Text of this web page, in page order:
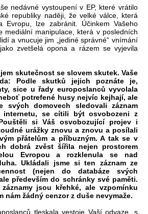
nedávné vystoupení v EP, které vrátilo
republiky naději, že velké válce, která
Evropu, lze zabránit. Účinkem Vašeho
mediální manipulace, která v posledních
a vnucuje jim „jediné správné“ vnímání
zvetšelá opona a rázem se vyjevila
skutečnost se slovem skutek. Vaše
Podle skutků jejich poznáte je,
sice u řady europoslanců vyvolala
potrefené husy nejvíc kejhají, ale
svých domovech sledovali záznam
internetu, se cítili být osvobozeni z
si Váš osvobozující projev i
urážky znovu a znovu a posílali
přátelům a příbuzným. A tak se v
dobrá zvěst šířila nejen prostorem
Evropou a rozklenula se nad
Ukládali jsme si ten záznam ze
(nejen do databáze svých
především do schránky své paměti.
jsou křehké, ale vzpomínku
nám žádný cenzor z duše nevymaže.
tleskala vestoje Vaší odvaze, s